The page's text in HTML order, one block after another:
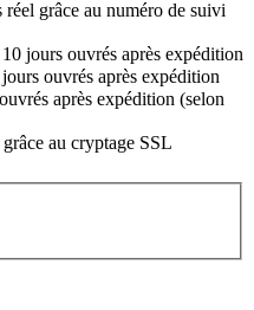
grâce au numéro de suivi
jours ouvrés après expédition
ouvrés après expédition
après expédition (selon
au cryptage SSL